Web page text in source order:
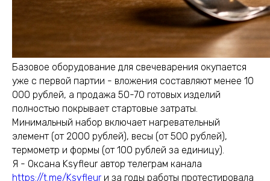
Базовое оборудование для свечеварения окупается
уже с первой партии - вложения составляют менее 10
000 рублей, а продажа 50-70 готовых изделий
полностью покрывает стартовые затраты.
Минимальный набор включает нагревательный
элемент (от 2000 рублей), весы (от 500 рублей),
термометр и формы (от 100 рублей за единицу).
Я - Оксана Ksyfleur автор телеграм канала
https://t.me/Ksyfleur и за годы работы протестировала